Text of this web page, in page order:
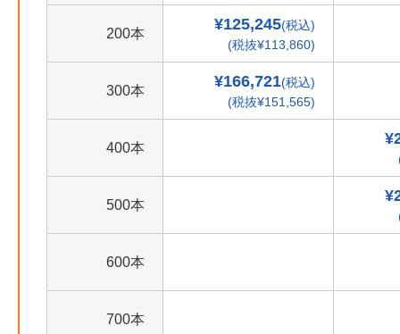
200本
¥125,245(税込)
(税抜¥113,860)
300本
¥166,721(税込)
(税抜¥151,565)
400本
500本
600本
700本